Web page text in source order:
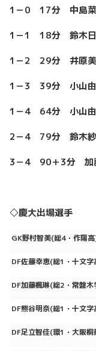
1 －0 17分 中島
1 －1 18分 鈴木
1 －2 29分 井原
1 －3 39分 小山
1 －4 64分 小山
2－4 79分 鈴木
3－4 90＋3分 加
◇慶大出場選手
GK野村智美(総4 ・作陽
DF佐藤幸恵(総1 ・十文
DF加藤楓琳(総2 ・常盤
DF熊谷明奈(総1 ・十文
DF足立智佳(環1 ・大阪